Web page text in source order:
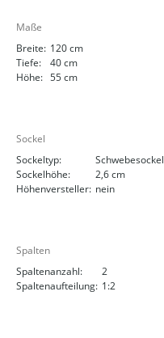
Maße
Breite: 120 cm
Tiefe:
40 cm
Höhe: 55 cm
Sockel
Sockeltyp:
Schwebesockel
Sockelhöhe:
2,6 cm
Höhenversteller: nein
Spalten
Spaltenanzahl:
2
Spaltenaufteilung: 1:2